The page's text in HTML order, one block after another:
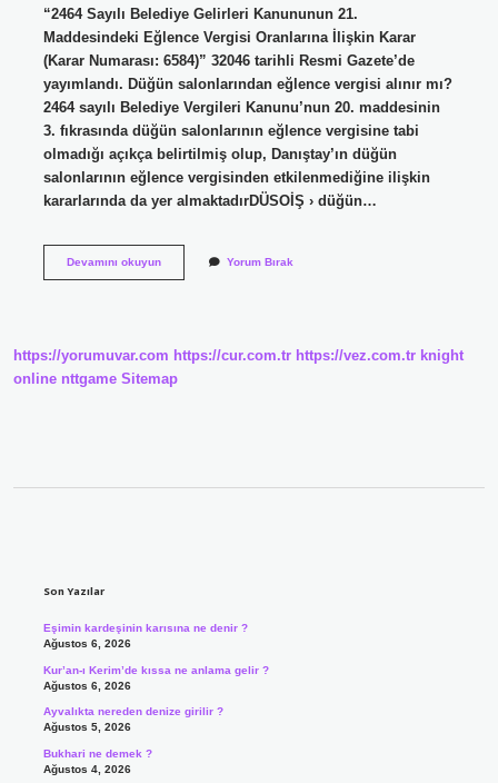
“2464 Sayılı Belediye Gelirleri Kanununun 21.
Maddesindeki Eğlence Vergisi Oranlarına İlişkin Karar
(Karar Numarası: 6584)” 32046 tarihli Resmi Gazete’de
yayımlandı. Düğün salonlarından eğlence vergisi alınır mı?
2464 sayılı Belediye Vergileri Kanunu’nun 20. maddesinin
3. fıkrasında düğün salonlarının eğlence vergisine tabi
olmadığı açıkça belirtilmiş olup, Danıştay’ın düğün
salonlarının eğlence vergisinden etkilenmediğine ilişkin
kararlarında da yer almaktadırDÜSOİŞ › düğün…
Devamını okuyunEğlence
Yorum Bırak
https://yorumuvar.com https://cur.com.tr https://vez.com.tr knight
online nttgame Sitemap
Son Yazılar
Eşimin kardeşinin karısına ne denir ?
Ağustos 6, 2026
Kur’an-ı Kerim’de kıssa ne anlama gelir ?
Ağustos 6, 2026
Ayvalıkta nereden denize girilir ?
Ağustos 5, 2026
Bukhari ne demek ?
Ağustos 4, 2026